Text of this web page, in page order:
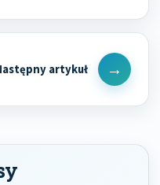
Next
Post